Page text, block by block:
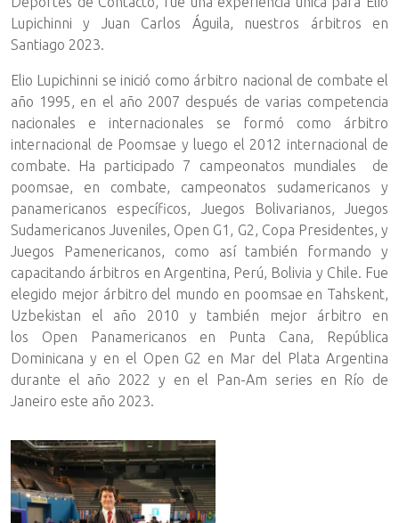
Lupichinni y Juan Carlos Águila, nuestros árbitros en
Santiago 2023.
Elio Lupichinni se inició como árbitro nacional de combate el
año 1995, en el año 2007 después de varias competencia
nacionales e internacionales se formó como árbitro
internacional de Poomsae y luego el 2012 internacional de
combate. Ha participado 7 campeonatos mundiales de
poomsae, en combate, campeonatos sudamericanos y
panamericanos específicos, Juegos Bolivarianos, Juegos
Sudamericanos Juveniles, Open G1, G2, Copa Presidentes, y
Juegos Pamenericanos, como así también formando y
capacitando árbitros en Argentina, Perú, Bolivia y Chile. Fue
elegido mejor árbitro del mundo en poomsae en Tahskent,
Uzbekistan el año 2010 y también mejor árbitro en
los Open Panamericanos en Punta Cana, República
Dominicana y en el Open G2 en Mar del Plata Argentina
durante el año 2022 y en el Pan-Am series en Río de
Janeiro este año 2023.